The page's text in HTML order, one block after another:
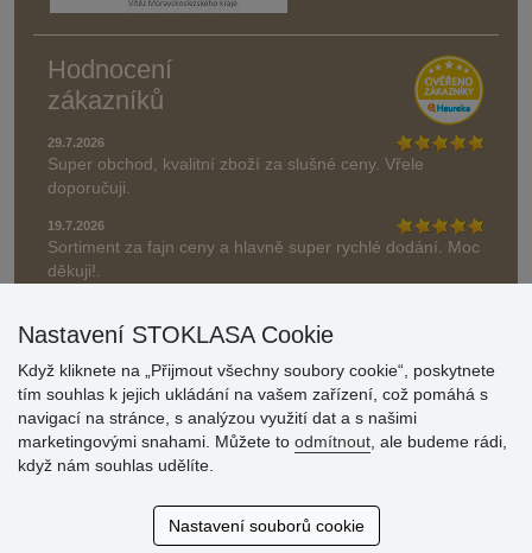
Hodnocení
zákazníků
29.7.2026
Super obchod, kvalitní zboží za slušné ceny. Vřele
doporučuji.
19.7.2026
Sortiment za fajn ceny a hlavně super rychlé dodání. Moc
děkuji!.
» Aktuálně 19084 recenzí
Nastavení STOKLASA Cookie
Když kliknete na „Přijmout všechny soubory cookie“, poskytnete
tím souhlas k jejich ukládání na vašem zařízení, což pomáhá s
navigací na stránce, s analýzou využití dat a s našimi
marketingovými snahami. Můžete to odmítnout , ale budeme rádi,
když nám souhlas udělíte.
Nastavení souborů cookie